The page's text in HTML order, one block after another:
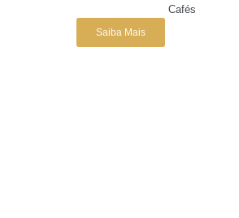
Cafés
Saiba Mais